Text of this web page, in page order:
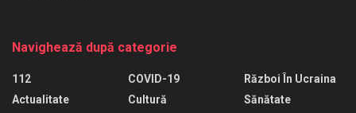
Navighează după categorie
112
Actualitate
COVID-19
Cultură
Război În Ucraina
Sănătate